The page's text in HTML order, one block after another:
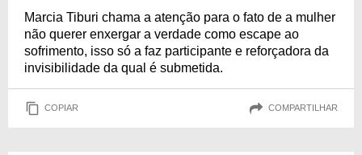
Marcia Tiburi chama a atenção para o fato de a mulher
não querer enxergar a verdade como escape ao
sofrimento, isso só a faz participante e reforçadora da
invisibilidade da qual é submetida.
COPIAR COMPARTILHAR